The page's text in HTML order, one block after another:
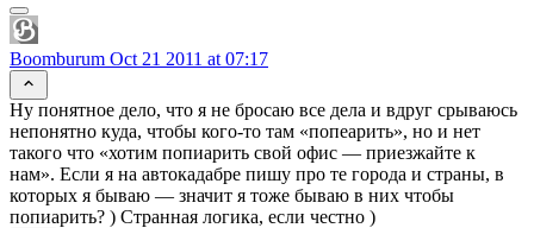
Boomburum Oct 21 2011 at 07:17
Ну понятное дело, что я не бросаю все дела и вдруг срываюсь
непонятно куда, чтобы кого-то там «попеарить», но и нет
такого что «хотим попиарить свой офис — приезжайте к
нам». Если я на автокадабре пишу про те города и страны, в
которых я бываю — значит я тоже бываю в них чтобы
попиарить? ) Странная логика, если честно )